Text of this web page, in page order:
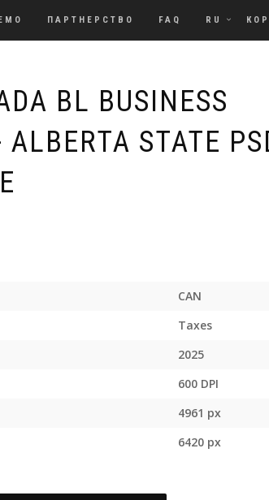
ПАРТНЕРСТВО FAQ RU
BL BUSINESS
ALBERTA STATE
CAN
Taxes
2025
600 DPI
4961 px
6420 px